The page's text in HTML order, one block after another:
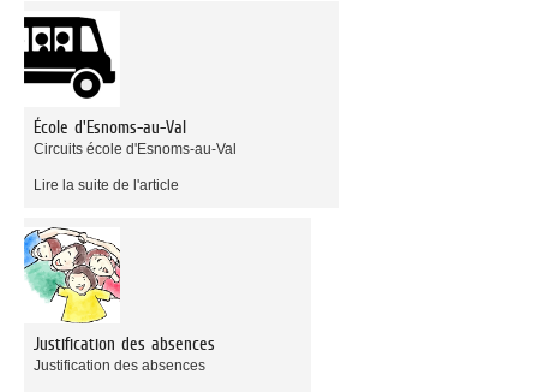
École d'Esnoms-au-Val
Circuits école d'Esnoms-au-Val
Lire la suite de l'article
Justification des absences
Justification des absences